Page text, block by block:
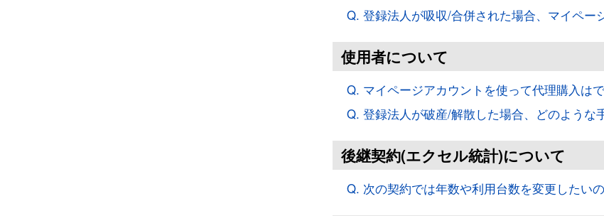
Q. 登録法人が吸収/合併された場合、マイペー
使用者について
Q. マイページアカウントを使って代理購入は
Q. 登録法人が破産/解散した場合、どのような
後継契約(エクセル統計)について
Q. 次の契約では年数や利用台数を変更したい